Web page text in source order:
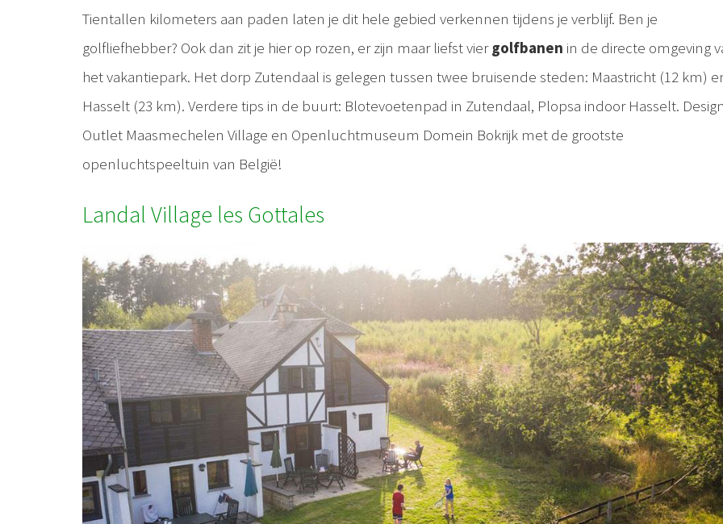
Tientallen kilometers aan paden laten je dit hele gebied verkennen tijdens je verblijf. Ben je
golfliefhebber? Ook dan zit je hier op rozen, er zijn maar liefst viergolfbanen in de directe omgeving
het vakantiepark. Het dorp Zutendaal is gelegen tussen twee bruisende steden: Maastricht (12 km)
Hasselt (23 km). Verdere tips in de buurt: Blotevoetenpad in Zutendaal, Plopsa indoor Hasselt.
Outlet Maasmechelen Village en Openluchtmuseum Domein Bokrijk met de grootste
openluchtspeeltuin van België!
Landal Village les Gottales